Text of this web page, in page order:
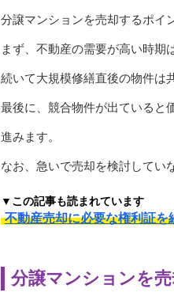
分譲マンションを売却するポイ
まず、不動産の需要が高い時期
続いて大規模修繕直後の物件は
最後に、競合物件が出ていると
進みます。
なお、急いで売却を検討してい
▼この記事も読まれています
不動産売却に必要な権利証
分譲マンションを